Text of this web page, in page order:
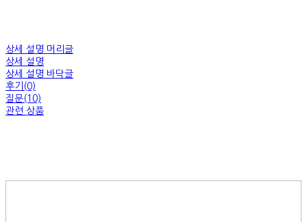
상세 설명 머리글
상세 설명
상세 설명 바닥글
후기(0)
질문(10)
관련 상품